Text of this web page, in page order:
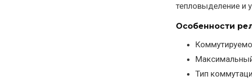
тепловыделение и
Особенности
Тип